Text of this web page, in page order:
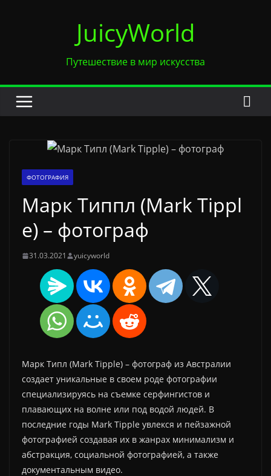
JuicyWorld
Путешествие в мир искусства
ФОТОГРАФИЯ
Марк Типпл (Mark Tippl
e) – фотограф
31.03.2021 yuicyworld
Марк Типл (Mark Tipple) – фотограф из Австралии
создает уникальные в своем роде фотографии
специализируясь на съемке серфингистов и
плавающих на волне или под водой людей. В
последние годы Mark Tipple увлекся и пейзажной
фотографией создавая их в жанрах минимализм и
абстракция, социальной фотографией, а также
документальным видео.